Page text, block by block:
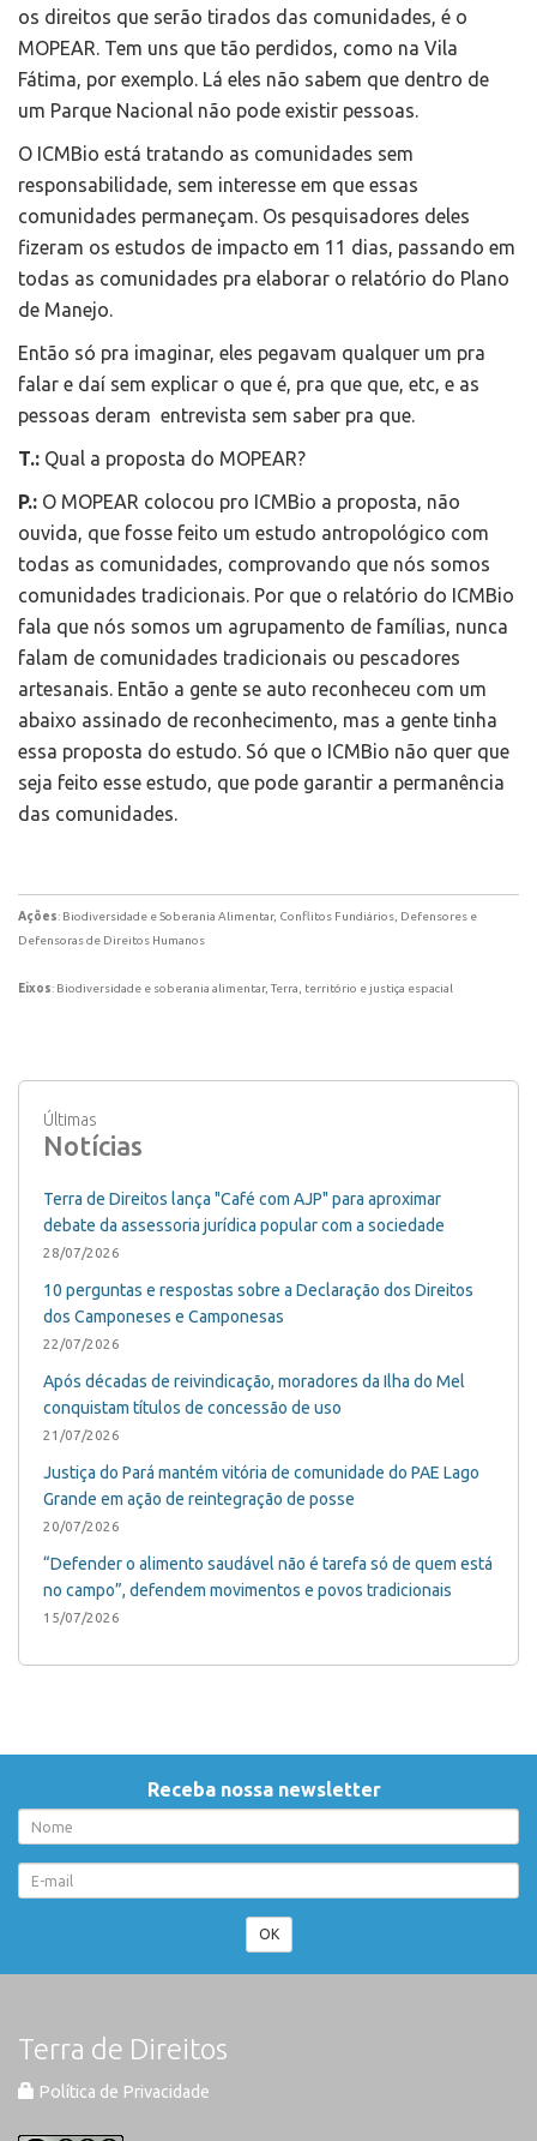
os direitos que serão tirados das comunidades, é o
MOPEAR. Tem uns que tão perdidos, como na Vila
Fátima, por exemplo. Lá eles não sabem que dentro de
um Parque Nacional não pode existir pessoas.
O ICMBio está tratando as comunidades sem
responsabilidade, sem interesse em que essas
comunidades permaneçam. Os pesquisadores deles
fizeram os estudos de impacto em 11 dias, passando em
todas as comunidades pra elaborar o relatório do Plano
de Manejo.
Então só pra imaginar, eles pegavam qualquer um pra
falar e daí sem explicar o que é, pra que que, etc, e as
pessoas deram entrevista sem saber pra que.
T.: Qual a proposta do MOPEAR?
P.: O MOPEAR colocou pro ICMBio a proposta, não
ouvida, que fosse feito um estudo antropológico com
todas as comunidades, comprovando que nós somos
comunidades tradicionais. Por que o relatório do ICMBio
fala que nós somos um agrupamento de famílias, nunca
falam de comunidades tradicionais ou pescadores
artesanais. Então a gente se auto reconheceu com um
abaixo assinado de reconhecimento, mas a gente tinha
essa proposta do estudo. Só que o ICMBio não quer que
seja feito esse estudo, que pode garantir a permanência
das comunidades.
Ações: Biodiversidade e Soberania Alimentar, Conflitos Fundiários, Defensores e
Defensoras de Direitos Humanos
Eixos: Biodiversidade e soberania alimentar, Terra, território e justiça espacial
Últimas
Notícias
Terra de Direitos lança "Café com AJP" para aproximar
debate da assessoria jurídica popular com a sociedade
28/07/2026
10 perguntas e respostas sobre a Declaração dos Direitos
dos Camponeses e Camponesas
22/07/2026
Após décadas de reivindicação, moradores da Ilha do Mel
conquistam títulos de concessão de uso
21/07/2026
Justiça do Pará mantém vitória de comunidade do PAE Lago
Grande em ação de reintegração de posse
20/07/2026
“Defender o alimento saudável não é tarefa só de quem está
no campo”, defendem movimentos e povos tradicionais
15/07/2026
Receba nossa newsletter
OK
Terra de Direitos
Política de Privacidade